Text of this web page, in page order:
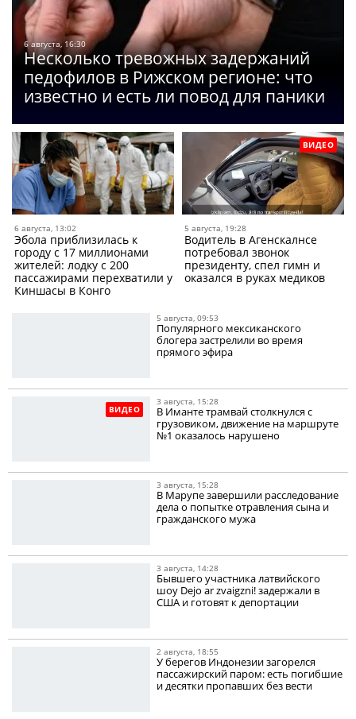
6 августа, 16:30
Несколько тревожных задержаний
педофилов в Рижском регионе: что
известно и есть ли повод для паники
6 августа, 13:02
Эбола приблизилась к
городу с 17 миллионами
жителей: лодку с 200
пассажирами перехватили у
Киншасы в Конго
ВИДЕО
5 августа, 19:28
Водитель в Агенскалнсе
потребовал звонок
президенту, спел гимн и
оказался в руках медиков
5 августа, 09:53
Популярного мексиканского
блогера застрелили во время
прямого эфира
ВИДЕО
3 августа, 15:28
В Иманте трамвай столкнулся с
грузовиком, движение на маршруте
№1 оказалось нарушено
3 августа, 15:28
В Марупе завершили расследование
дела о попытке отравления сына и
гражданского мужа
3 августа, 14:28
Бывшего участника латвийского
шоу Dejo ar zvaigzni! задержали в
США и готовят к депортации
2 августа, 18:55
У берегов Индонезии загорелся
пассажирский паром: есть погибшие
и десятки пропавших без вести